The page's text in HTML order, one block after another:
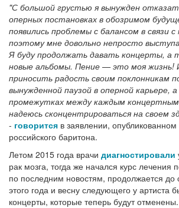
"С большой грустью я вынужден
оперных постановках в обозримом
появились проблемы с балансом в связи
поэтому мне довольно непросто
Я буду продолжать давать концерты, а
новые альбомы. Пение — это моя жизнь!
приносить радость своим поклонникам
вынужденной паузой в оперной карьере,
промежутках между каждым
надеюсь сконцентрироваться на своем
- говорится в заявлении,
российского баритона.
Летом 2015 года врачи диагностировали
рак мозга, тогда же начался курс лечения
по последним новостям, продолжается до
этого года и весну следующего у артиста
концерты, которые теперь будут отменены.